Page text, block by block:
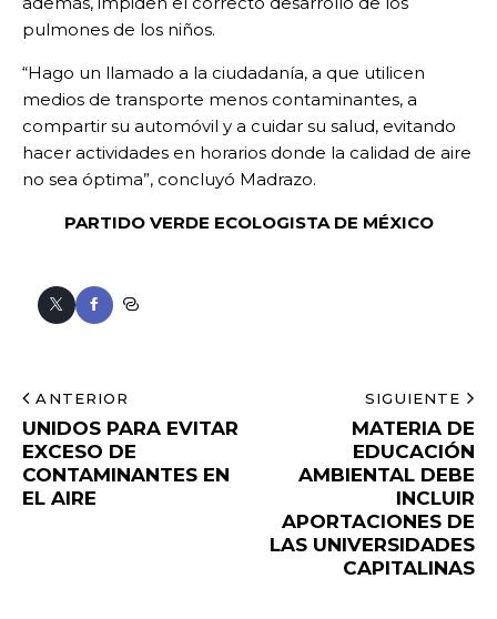
pulmones de los niños.
“Hago un llamado a la ciudadanía, a que utilicen
medios de transporte menos contaminantes, a
compartir su automóvil y a cuidar su salud, evitando
hacer actividades en horarios donde la calidad de aire
no sea óptima”, concluyó Madrazo.
PARTIDO VERDE ECOLOGISTA DE MÉXICO
ANTERIOR
UNIDOS PARA EVITAR
EXCESO DE
CONTAMINANTES EN
EL AIRE
SIGUIENTE
MATERIA DE
EDUCACIÓN
AMBIENTAL DEBE
INCLUIR
APORTACIONES DE
LAS UNIVERSIDADES
CAPITALINAS